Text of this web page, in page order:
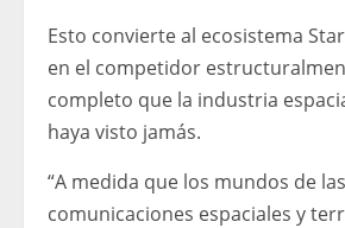
Esto convierte al ecosistema
en el competidor
completo que la industria
haya visto jamás.
“A medida que los mundos de las
comunicaciones espaciales y